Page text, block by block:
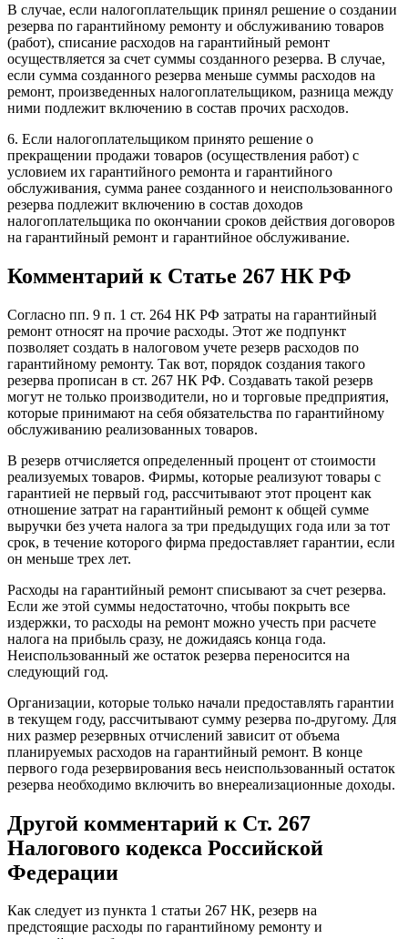
В случае, если налогоплательщик принял решение о создании
резерва по гарантийному ремонту и обслуживанию товаров
(работ), списание расходов на гарантийный ремонт
осуществляется за счет суммы созданного резерва. В случае,
если сумма созданного резерва меньше суммы расходов на
ремонт, произведенных налогоплательщиком, разница между
ними подлежит включению в состав прочих расходов.
6. Если налогоплательщиком принято решение о
прекращении продажи товаров (осуществления работ) с
условием их гарантийного ремонта и гарантийного
обслуживания, сумма ранее созданного и неиспользованного
резерва подлежит включению в состав доходов
налогоплательщика по окончании сроков действия договоров
на гарантийный ремонт и гарантийное обслуживание.
Комментарий к Статье 267 НК РФ
Согласно пп. 9 п. 1 ст. 264 НК РФ затраты на гарантийный
ремонт относят на прочие расходы. Этот же подпункт
позволяет создать в налоговом учете резерв расходов по
гарантийному ремонту. Так вот, порядок создания такого
резерва прописан в ст. 267 НК РФ. Создавать такой резерв
могут не только производители, но и торговые предприятия,
которые принимают на себя обязательства по гарантийному
обслуживанию реализованных товаров.
В резерв отчисляется определенный процент от стоимости
реализуемых товаров. Фирмы, которые реализуют товары с
гарантией не первый год, рассчитывают этот процент как
отношение затрат на гарантийный ремонт к общей сумме
выручки без учета налога за три предыдущих года или за тот
срок, в течение которого фирма предоставляет гарантии, если
он меньше трех лет.
Расходы на гарантийный ремонт списывают за счет резерва.
Если же этой суммы недостаточно, чтобы покрыть все
издержки, то расходы на ремонт можно учесть при расчете
налога на прибыль сразу, не дожидаясь конца года.
Неиспользованный же остаток резерва переносится на
следующий год.
Организации, которые только начали предоставлять гарантии
в текущем году, рассчитывают сумму резерва по-другому. Для
них размер резервных отчислений зависит от объема
планируемых расходов на гарантийный ремонт. В конце
первого года резервирования весь неиспользованный остаток
резерва необходимо включить во внереализационные доходы.
Другой комментарий к Ст. 267
Налогового кодекса Российской
Федерации
Как следует из пункта 1 статьи 267 НК, резерв на
предстоящие расходы по гарантийному ремонту и